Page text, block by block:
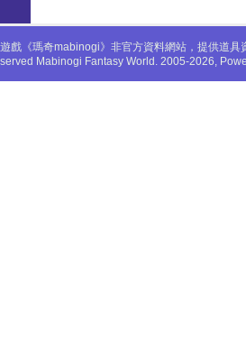
戲《瑪奇mabinogi》非官方資料網站，提供道
Mabinogi Fantasy World. 2005-2026,